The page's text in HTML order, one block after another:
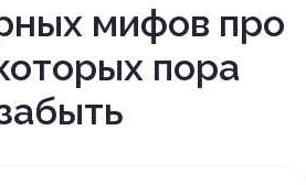
мифов про
пора